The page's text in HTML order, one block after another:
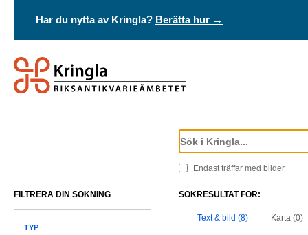
Har du nytta av Kringla? Berätta hur →
Endast träffar med bilder
SÖKRESULTAT FÖR:
Text & bild (8) Karta (0)
FILTRERA DIN SÖKNING
TYP